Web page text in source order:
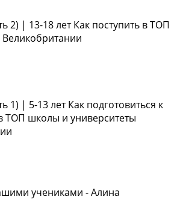
2) | 13-18 лет Как поступить в ТОП
1) | 5-13 лет Как подготовиться к
ТОП школы и университеты
учениками - Алина